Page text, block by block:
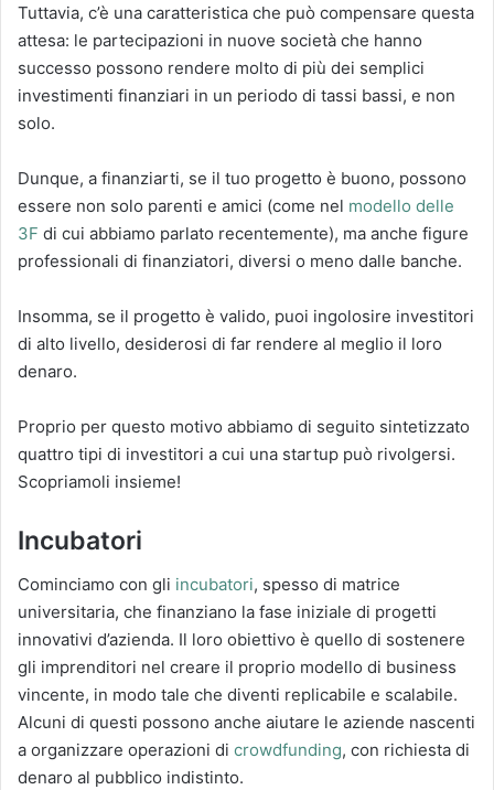
Tuttavia, c’è una caratteristica che può compensare questa
attesa: le partecipazioni in nuove società che hanno
successo possono rendere molto di più dei semplici
investimenti finanziari in un periodo di tassi bassi, e non
solo.
Dunque, a finanziarti, se il tuo progetto è buono, possono
essere non solo parenti e amici (come nel modello delle
3F di cui abbiamo parlato recentemente), ma anche figure
professionali di finanziatori, diversi o meno dalle banche.
Insomma, se il progetto è valido, puoi ingolosire investitori
di alto livello, desiderosi di far rendere al meglio il loro
denaro.
Proprio per questo motivo abbiamo di seguito sintetizzato
quattro tipi di investitori a cui una startup può rivolgersi.
Scopriamoli insieme!
Incubatori
Cominciamo con gli incubatori, spesso di matrice
universitaria, che finanziano la fase iniziale di progetti
innovativi d’azienda. Il loro obiettivo è quello di sostenere
gli imprenditori nel creare il proprio modello di business
vincente, in modo tale che diventi replicabile e scalabile.
Alcuni di questi possono anche aiutare le aziende nascenti
a organizzare operazioni di crowdfunding, con richiesta di
denaro al pubblico indistinto.